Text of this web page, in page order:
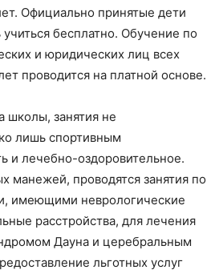
Официально принятые дети
бесплатно. Обучение по
и юридических лиц всех
проводится на платной основе.
школы, занятия не
лишь спортивным
и лечебно-оздоровительное.
манежей, проводятся занятия по
имеющими неврологические
расстройства, для лечения
Дауна и церебральным
льготных услуг